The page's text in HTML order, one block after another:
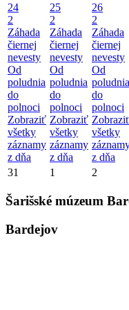
24
2
Záhada
čiernej
nevesty
Od
poludnia
do
polnoci
Zobraziť
všetky
záznamy
z dňa
25
2
Záhada
čiernej
nevesty
Od
poludnia
do
polnoci
Zobraziť
všetky
záznamy
z dňa
26
2
Záhada
čiernej
nevesty
Od
poludnia
do
polnoci
všetky
z dňa
31 1 2
Šarišské múzeum
Bardejov